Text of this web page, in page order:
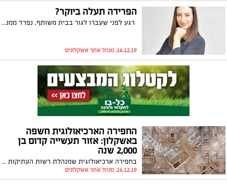
הפרידה תעלה ביוקר?
רגע לפני שעברו לגור בבית משותף, נפרד ממנה בן זוגה. כעת באמצעות עורכת דין טלי ורד קינן, היא תובעת פיצוי.
16.12.19, מנהל אתר אשקלונים
החפירה הארכיאולוגית חשפה
באשקלון: אזור תעשייה קדום בן
2,000 שנה
בחפירה ארכיאולוגית שמנהלת רשות העתיקות בשכונת אגמים באשקלון לפני הקמת פארק אקו-ספורט, התגלה אזור תעשייה קדום שחושף עדויות להעדפות הקולינריות של הרומאים לפני 2,000 שנה. צפו בממצאים ההיסטוריים
16.12.19, מנהל אתר אשקלונים